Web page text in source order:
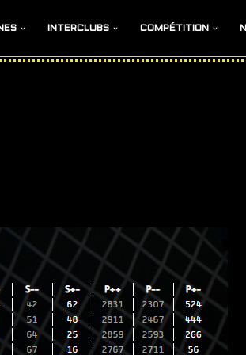
INTERCLUBS COMPÉTITION